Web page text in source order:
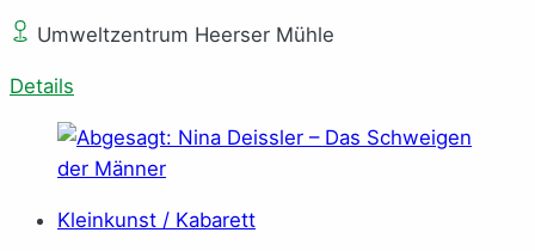
Umweltzentrum Heerser Mühle
Details
Kleinkunst / Kabarett